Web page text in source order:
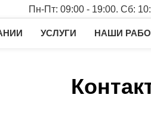
Пн-Пт: 09:00 - 19:00. Сб:
УСЛУГИ НАШИ